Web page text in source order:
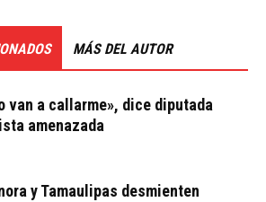
MÁS DEL AUTOR
van a callarme», dice diputada
amenazada
y Tamaulipas desmienten